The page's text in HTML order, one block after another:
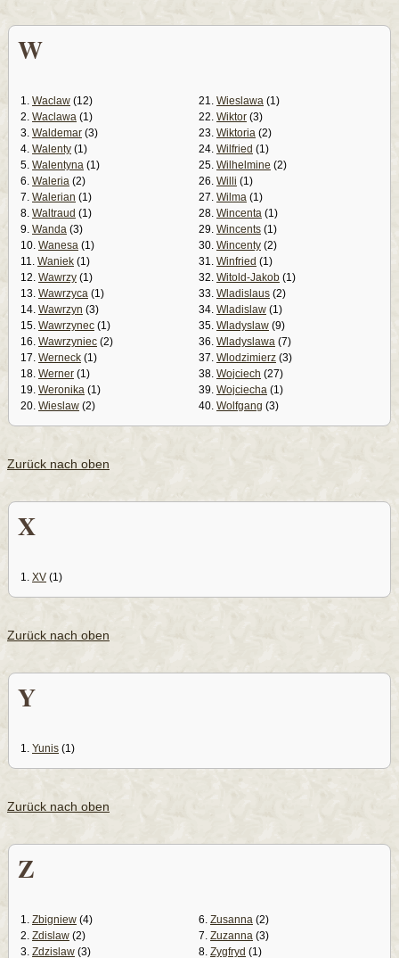
W
1. Waclaw (12)
2. Waclawa (1)
3. Waldemar (3)
4. Walenty (1)
5. Walentyna (1)
6. Waleria (2)
7. Walerian (1)
8. Waltraud (1)
9. Wanda (3)
10. Wanesa (1)
11. Waniek (1)
12. Wawrzy (1)
13. Wawrzyca (1)
14. Wawrzyn (3)
15. Wawrzynec (1)
16. Wawrzyniec (2)
17. Werneck (1)
18. Werner (1)
19. Weronika (1)
20. Wieslaw (2)
21. Wieslawa (1)
22. Wiktor (3)
23. Wiktoria (2)
24. Wilfried (1)
25. Wilhelmine (2)
26. Willi (1)
27. Wilma (1)
28. Wincenta (1)
29. Wincents (1)
30. Wincenty (2)
31. Winfried (1)
32. Witold-Jakob (1)
33. Wladislaus (2)
34. Wladislaw (1)
35. Wladyslaw (9)
36. Wladyslawa (7)
37. Wlodzimierz (3)
38. Wojciech (27)
39. Wojciecha (1)
40. Wolfgang (3)
Zurück nach oben
X
1. XV (1)
Zurück nach oben
Y
1. Yunis (1)
Zurück nach oben
Z
1. Zbigniew (4)
2. Zdislaw (2)
3. Zdzislaw (3)
6. Zusanna (2)
7. Zuzanna (3)
8. Zygfryd (1)